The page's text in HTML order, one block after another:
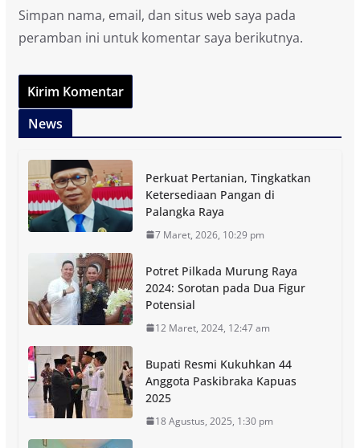
Simpan nama, email, dan situs web saya pada
peramban ini untuk komentar saya berikutnya.
News
Perkuat Pertanian, Tingkatkan
Ketersediaan Pangan di
Palangka Raya
7 Maret, 2026, 10:29 pm
Potret Pilkada Murung Raya
2024: Sorotan pada Dua Figur
Potensial
12 Maret, 2024, 12:47 am
Bupati Resmi Kukuhkan 44
Anggota Paskibraka Kapuas
2025
18 Agustus, 2025, 1:30 pm